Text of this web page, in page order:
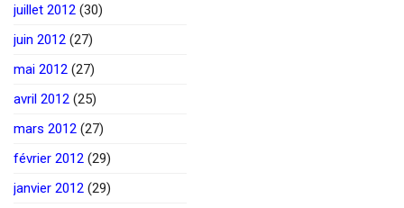
juillet 2012 (30)
juin 2012 (27)
mai 2012 (27)
avril 2012 (25)
mars 2012 (27)
février 2012 (29)
janvier 2012 (29)